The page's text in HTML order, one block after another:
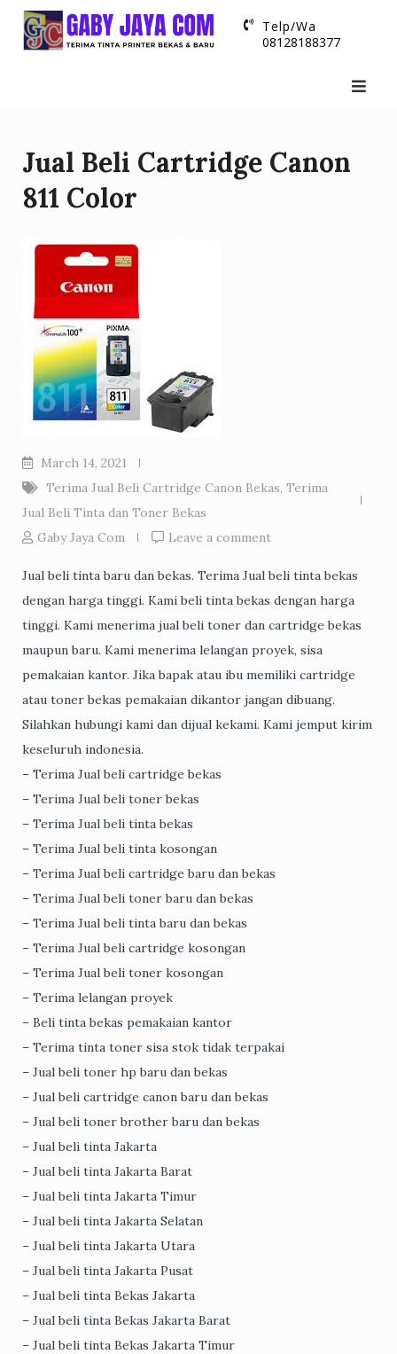
Skip
Telp/Wa
08128188377
Jual Beli Cartridge Canon
811 Color
March 14, 2021
Terima Jual Beli Cartridge Canon Bekas, Terima
Jual Beli Tinta dan Toner Bekas
Gaby Jaya Com
Leave a comment
Jual beli tinta baru dan bekas. Terima Jual beli tinta bekas
dengan harga tinggi. Kami beli tinta bekas dengan harga
tinggi. Kami menerima jual beli toner dan cartridge bekas
maupun baru. Kami menerima lelangan proyek, sisa
pemakaian kantor. Jika bapak atau ibu memiliki cartridge
atau toner bekas pemakaian dikantor jangan dibuang.
Silahkan hubungi kami dan dijual kekami. Kami jemput kirim
keseluruh indonesia.
– Terima Jual beli cartridge bekas
– Terima Jual beli toner bekas
– Terima Jual beli tinta bekas
– Terima Jual beli tinta kosongan
– Terima Jual beli cartridge baru dan bekas
– Terima Jual beli toner baru dan bekas
– Terima Jual beli tinta baru dan bekas
– Terima Jual beli cartridge kosongan
– Terima Jual beli toner kosongan
– Terima lelangan proyek
– Beli tinta bekas pemakaian kantor
– Terima tinta toner sisa stok tidak terpakai
– Jual beli toner hp baru dan bekas
– Jual beli cartridge canon baru dan bekas
– Jual beli toner brother baru dan bekas
– Jual beli tinta Jakarta
– Jual beli tinta Jakarta Barat
– Jual beli tinta Jakarta Timur
– Jual beli tinta Jakarta Selatan
– Jual beli tinta Jakarta Utara
– Jual beli tinta Jakarta Pusat
– Jual beli tinta Bekas Jakarta
– Jual beli tinta Bekas Jakarta Barat
– Jual beli tinta Bekas Jakarta Timur